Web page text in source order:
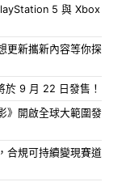
5 與 Xbox
更新攜新內容等你探
於 9 月 22 日發售！
》開啟全球大範圍發
合規可持續變現賽道